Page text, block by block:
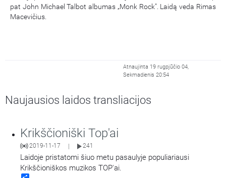
pat John Michael Talbot albumas „Monk Rock". Laidą veda Rimas
Macevičius.
Atnaujinta 19 rugpjūčio 04,
Sekmadienis 20:54
Naujausios laidos transliacijos
Krikščioniški Top'ai
2019-11-17 241
Laidoje pristatomi šiuo metu pasaulyje populiariausi
Krikščioniškos muzikos TOP'ai.